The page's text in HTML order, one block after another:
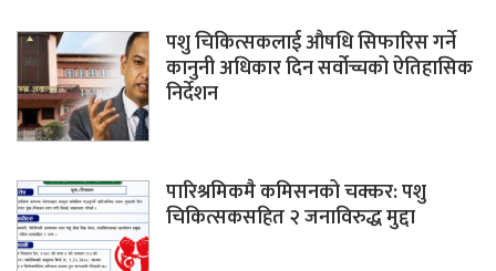
पशु चिकित्सकलाई औषधि सिफारिस गर्ने
कानुनी अधिकार दिन सर्वोच्चको ऐतिहासिक
निर्देशन
पारिश्रमिकमै कमिसनको चक्कर: पशु
चिकित्सकसहित २ जनाविरुद्ध मुद्दा